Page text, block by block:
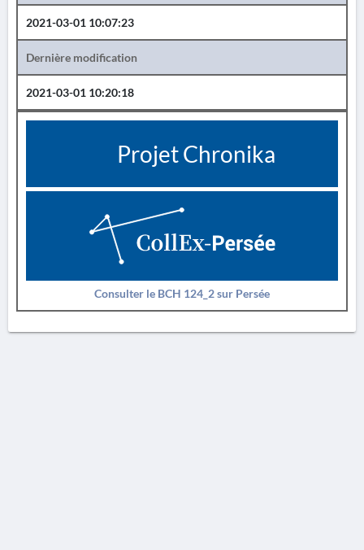
2021-03-01 10:07:23
Dernière modification
2021-03-01 10:20:18
Projet Chronika
Consulter le BCH 124_2 sur Persée